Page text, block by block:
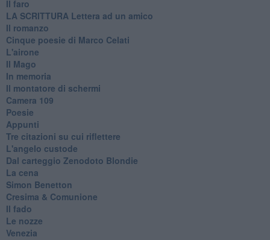
Il faro
​LA SCRITTURA Lettera ad un amico
Il romanzo
Cinque poesie di Marco Celati
L'airone
Il Mago
In memoria
Il montatore di schermi
Camera 109
Poesie
Appunti
Tre citazioni su cui riflettere
L'angelo custode
Dal carteggio Zenodoto Blondie
La cena
Simon Benetton
Cresima & Comunione
Il fado
Le nozze
Venezia